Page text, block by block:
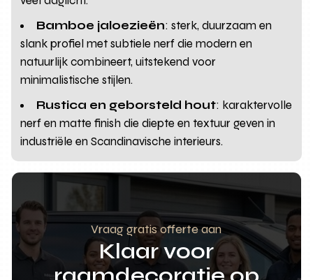
Bamboe jaloezieën: sterk, duurzaam en
slank profiel met subtiele nerf die modern en
natuurlijk combineert, uitstekend voor
minimalistische stijlen.
Rustica en geborsteld hout: karaktervolle
nerf en matte finish die diepte en textuur geven in
industriële en Scandinavische interieurs.
Vraag gratis offerte aan
Klaar voor